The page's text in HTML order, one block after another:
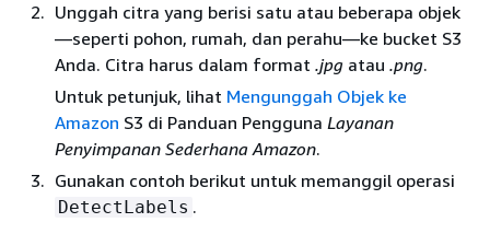
Unggah citra yang berisi satu atau beberapa objek
—seperti pohon, rumah, dan perahu—ke bucket S3
Anda. Citra harus dalam format .jpg atau .png.
Untuk petunjuk, lihat Mengunggah Objek ke
Amazon S3 di Panduan Pengguna Layanan
Penyimpanan Sederhana Amazon.
Gunakan contoh berikut untuk memanggil operasi
DetectLabels .